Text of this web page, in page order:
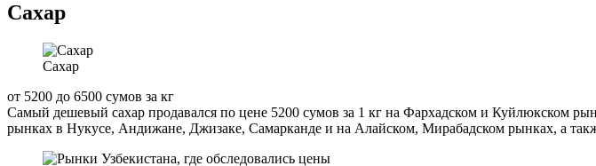
Сахар
Сахар
от 5200 до 6500 сумов за кг
Самый дешевый сахар продавался по цене 5200 сумов за 1 кг на Фархадском и Куйлюкском
рынках в Нукусе, Андижане, Джизаке, Самарканде и на Алайском, Мирабадском рынках, а